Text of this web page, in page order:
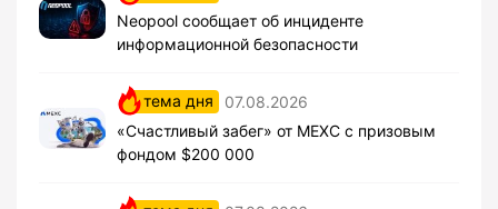
Neopool сообщает об инциденте
информационной безопасности
тема дня
07.08.2026
«Счастливый забег» от MEXC с призовым
фондом $200 000